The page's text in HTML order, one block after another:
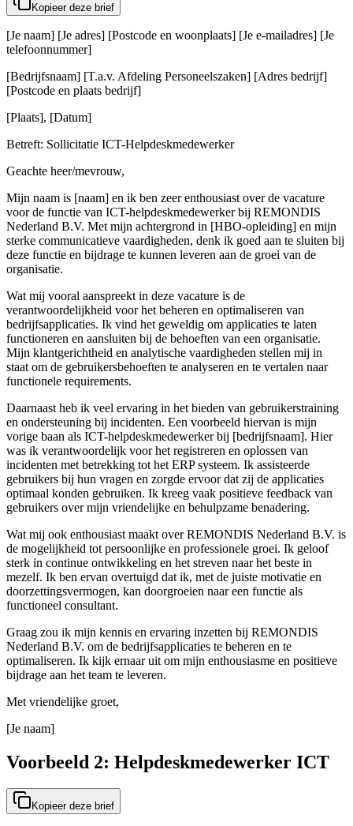
Kopieer deze brief
[Je naam] [Je adres] [Postcode en woonplaats] [Je e-mailadres] [Je
telefoonnummer]
[Bedrijfsnaam] [T.a.v. Afdeling Personeelszaken] [Adres bedrijf]
[Postcode en plaats bedrijf]
[Plaats], [Datum]
Betreft: Sollicitatie ICT-Helpdeskmedewerker
Geachte heer/mevrouw,
Mijn naam is [naam] en ik ben zeer enthousiast over de vacature
voor de functie van ICT-helpdeskmedewerker bij REMONDIS
Nederland B.V. Met mijn achtergrond in [HBO-opleiding] en mijn
sterke communicatieve vaardigheden, denk ik goed aan te sluiten bij
deze functie en bijdrage te kunnen leveren aan de groei van de
organisatie.
Wat mij vooral aanspreekt in deze vacature is de
verantwoordelijkheid voor het beheren en optimaliseren van
bedrijfsapplicaties. Ik vind het geweldig om applicaties te laten
functioneren en aansluiten bij de behoeften van een organisatie.
Mijn klantgerichtheid en analytische vaardigheden stellen mij in
staat om de gebruikersbehoeften te analyseren en te vertalen naar
functionele requirements.
Daarnaast heb ik veel ervaring in het bieden van gebruikerstraining
en ondersteuning bij incidenten. Een voorbeeld hiervan is mijn
vorige baan als ICT-helpdeskmedewerker bij [bedrijfsnaam]. Hier
was ik verantwoordelijk voor het registreren en oplossen van
incidenten met betrekking tot het ERP systeem. Ik assisteerde
gebruikers bij hun vragen en zorgde ervoor dat zij de applicaties
optimaal konden gebruiken. Ik kreeg vaak positieve feedback van
gebruikers over mijn vriendelijke en behulpzame benadering.
Wat mij ook enthousiast maakt over REMONDIS Nederland B.V. is
de mogelijkheid tot persoonlijke en professionele groei. Ik geloof
sterk in continue ontwikkeling en het streven naar het beste in
mezelf. Ik ben ervan overtuigd dat ik, met de juiste motivatie en
doorzettingsvermogen, kan doorgroeien naar een functie als
functioneel consultant.
Graag zou ik mijn kennis en ervaring inzetten bij REMONDIS
Nederland B.V. om de bedrijfsapplicaties te beheren en te
optimaliseren. Ik kijk ernaar uit om mijn enthousiasme en positieve
bijdrage aan het team te leveren.
Met vriendelijke groet,
[Je naam]
Voorbeeld 2: Helpdeskmedewerker ICT
Kopieer deze brief